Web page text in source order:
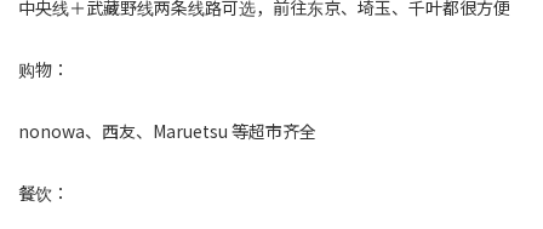
中央线＋武藏野线两条线路可选，前往东京、埼玉、千叶都很方便
购物：
nonowa、西友、Maruetsu 等超市齐全
餐饮：